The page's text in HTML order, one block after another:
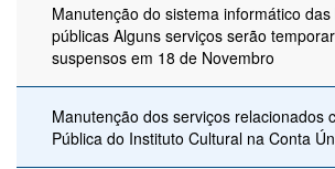
Manutenção do sistema informático
públicas Alguns serviços serão
suspensos em 18 de Novembro
Manutenção dos serviços relacionados
Pública do Instituto Cultural na Conta